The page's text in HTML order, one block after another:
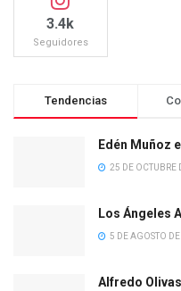
3.4k
Seguidores
Tendencias
Edén Muñoz
25 DE OCTUBRE
Los Ángeles
5 DE AGOSTO
Alfredo